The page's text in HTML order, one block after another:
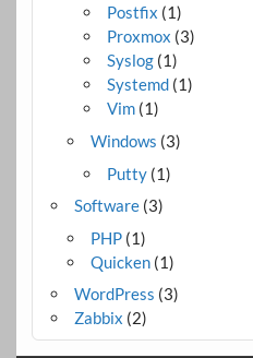
Postfix (1)
Proxmox (3)
Syslog (1)
Systemd (1)
Vim (1)
Windows (3)
Putty (1)
Software(3)
PHP(1)
Quicken(1)
WordPress (3)
Zabbix (2)